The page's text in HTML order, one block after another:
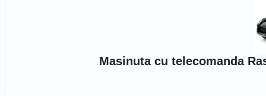
Masinuta cu telecomanda